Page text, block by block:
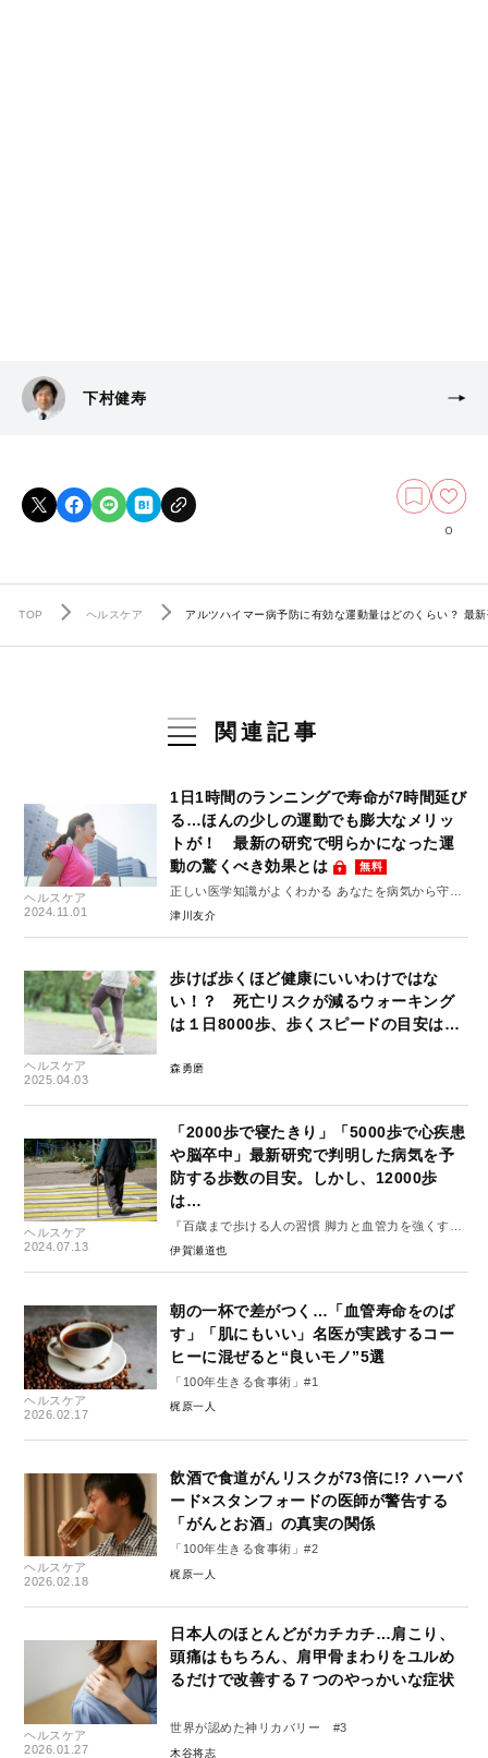
下村健寿
0
TOP ヘルスケア アルツハイマー病予防に有効な運動量はどのくらい？ 最
関連記事
ヘルスケア
2024.11.01
1日1時間のランニングで寿命が7時間延び
る…ほんの少しの運動でも膨大なメリッ
トが！ 最新の研究で明らかになった運
動の驚くべき効果とは
無料
正しい医学知識がよくわかる あなたを病気から守る
10のルール #3
津川友介
ヘルスケア
2025.04.03
歩けば歩くほど健康にいいわけではな
い！？ 死亡リスクが減るウォーキング
は１日8000歩、歩くスピードの目安は…
森勇磨
ヘルスケア
2024.07.13
「2000歩で寝たきり」「5000歩で心疾患
や脳卒中」最新研究で判明した病気を予
防する歩数の目安。しかし、12000歩
は…
『百歳まで歩ける人の習慣 脚力と血管力を強くす
る』#1
伊賀瀬道也
ヘルスケア
2026.02.17
朝の一杯で差がつく…「血管寿命をのば
す」「肌にもいい」名医が実践するコー
ヒーに混ぜると“良いモノ”5選
「100年生きる食事術」#1
梶原一人
ヘルスケア
2026.02.18
飲酒で食道がんリスクが73倍に!? ハーバ
ード×スタンフォードの医師が警告する
「がんとお酒」の真実の関係
「100年生きる食事術」#2
梶原一人
ヘルスケア
2026.01.27
日本人のほとんどがカチカチ…肩こり、
頭痛はもちろん、肩甲骨まわりをユルめ
るだけで改善する７つのやっかいな症状
世界が認めた神リカバリー #3
木谷将志